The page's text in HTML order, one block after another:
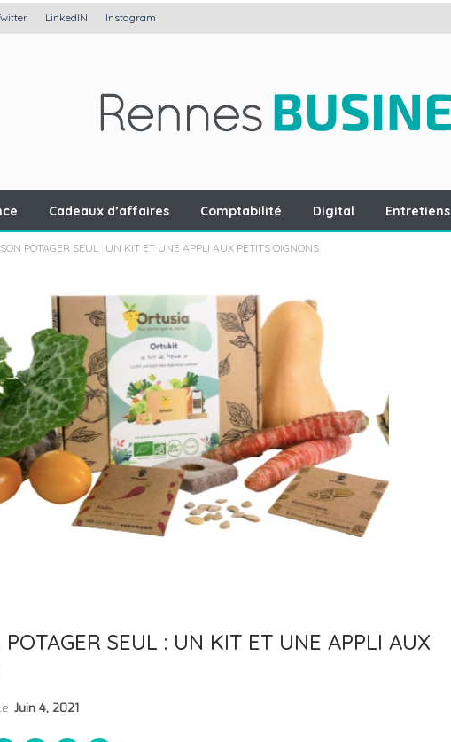
LinkedIN Instagram
Cadeaux d’affaires Comptabilité Digital Entretiens
POTAGER SEUL : UN KIT ET UNE APPLI AUX PETITS OIGNONS
POTAGER SEUL : UN KIT ET UNE APPLI AUX
le Juin 4, 2021